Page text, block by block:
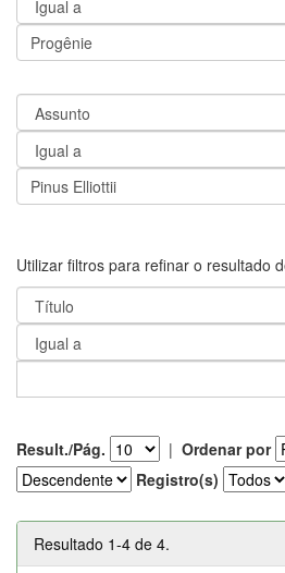
Utilizar filtros para refinar o resultado
Result./Pág. | Ordenar por
Registro(s)
Resultado 1-4 de 4.